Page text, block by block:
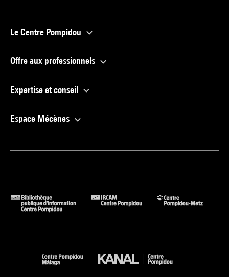
Le Centre Pompidou
Offre aux professionnels
Expertise et conseil
Espace Mécènes